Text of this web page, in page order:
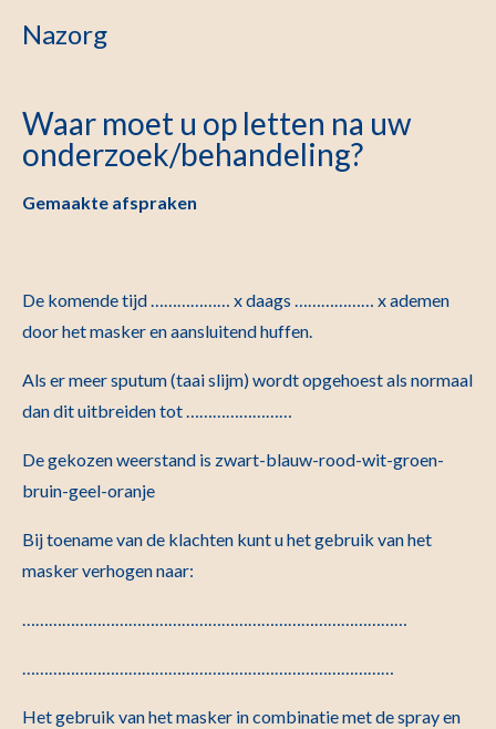
Nazorg
Waar moet u op letten na uw
onderzoek/behandeling?
Gemaakte afspraken
De komende tijd ……………… x daags ……………… x ademen
door het masker en aansluitend huffen.
Als er meer sputum (taai slijm) wordt opgehoest als normaal
dan dit uitbreiden tot ……………………
De gekozen weerstand is zwart-blauw-rood-wit-groen-
bruin-geel-oranje
Bij toename van de klachten kunt u het gebruik van het
masker verhogen naar:
……………………………………………………………………………
…………………………………………………………………………
Het gebruik van het masker in combinatie met de spray en